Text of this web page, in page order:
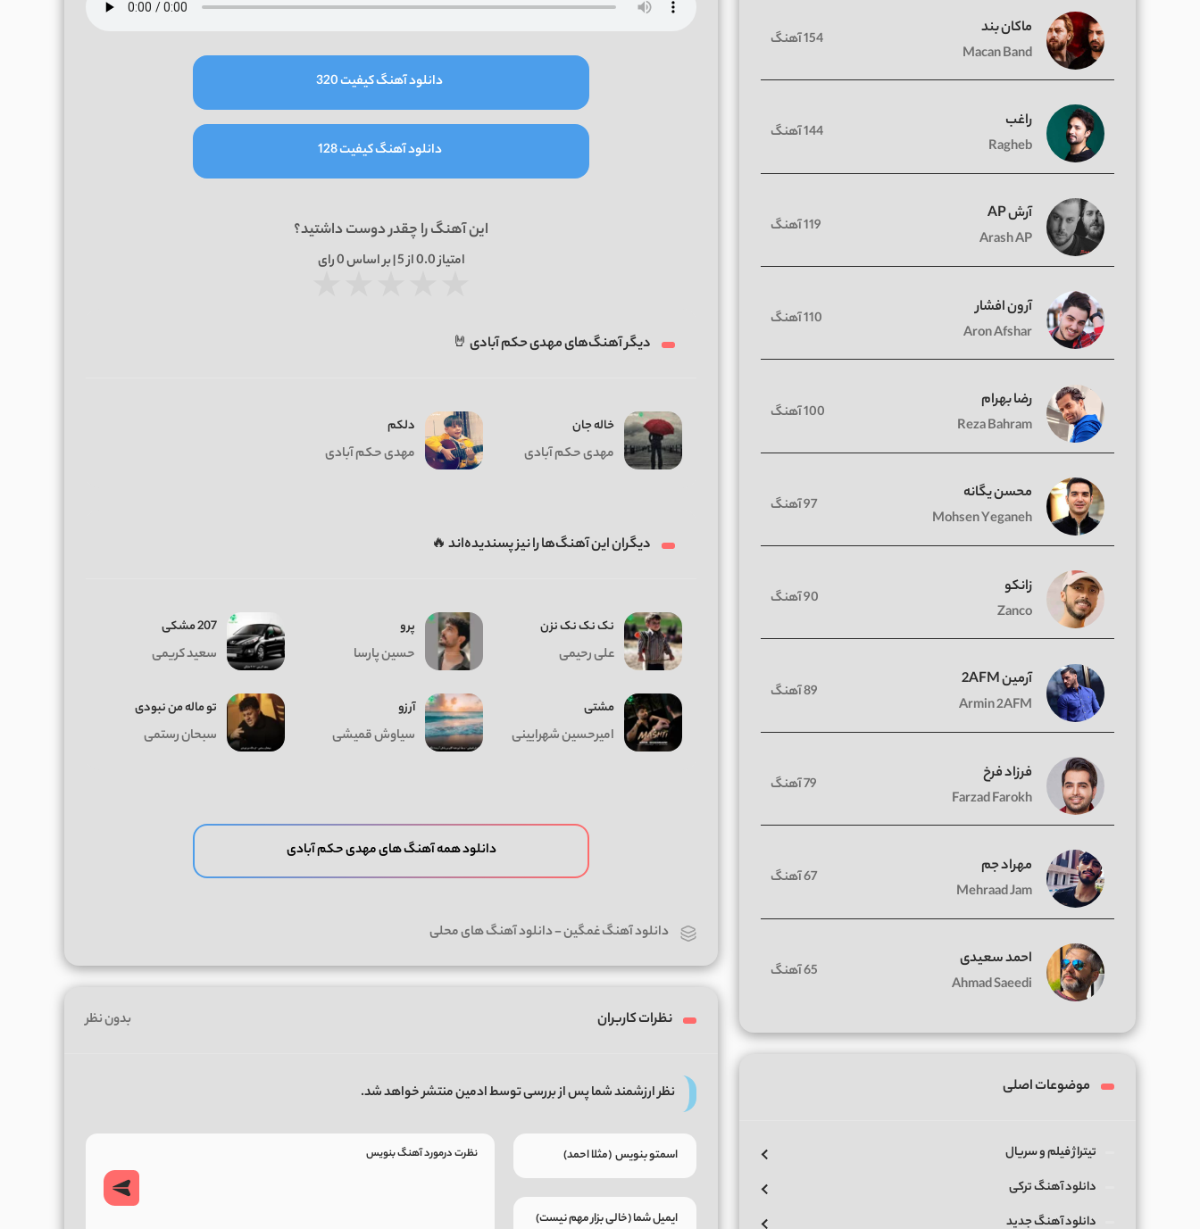
دانلود آهنگ کیفیت 320
دانلود آهنگ کیفیت 128
این آهنگ را چقدر دوست داشتید؟
امتیاز0.0از 5 | بر اساس 0رای
دیگر آهنگ‌های مهدی حکم آبادی 🤘
خاله جان
مهدی حکم آبادی
دلکم
مهدی حکم آبادی
دیگران این آهنگ‌ها را نیز پسندیده‌اند 🔥
نک نک نک نزن
علی رحیمی
پرو
حسین پارسا
207 مشکی
سعید کریمی
مشتی
امیرحسین شهرایینی
آرزو
سیاوش قمیشی
تو ماله من نبودی
سبحان رستمی
دانلود همه آهنگ های مهدی حکم آبادی
دانلود آهنگ غمگین-دانلود آهنگ های محلی
نظرات کاربران بدون نظر
نظر ارزشمند شما پس از بررسی توسط ادمین منتشر خواهد شد.
ماکان بند
Macan Band
154 آهنگ
راغب
Ragheb
144 آهنگ
آرش AP
Arash AP
119 آهنگ
آرون افشار
Aron Afshar
110 آهنگ
رضا بهرام
Reza Bahram
100 آهنگ
محسن یگانه
Mohsen Yeganeh
97 آهنگ
زانکو
Zanco
90 آهنگ
آرمین 2AFM
Armin 2AFM
89 آهنگ
فرزاد فرخ
Farzad Farokh
79 آهنگ
مهراد جم
Mehraad Jam
67 آهنگ
احمد سعیدی
Ahmad Saeedi
65 آهنگ
موضوعات اصلی
تیتراژ فیلم و سریال
دانلود آهنگ ترکی
دانلود آهنگ جدید